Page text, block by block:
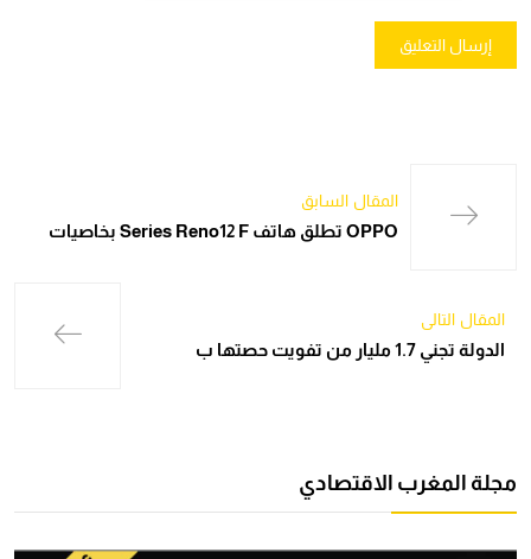
المقال السابق
OPPO تطلق هاتف Series Reno12 F بخاصيات
المقال التالي
الدولة تجني 1.7 مليار من تفويت حصتها ب
مجلة المغرب الاقتصادي